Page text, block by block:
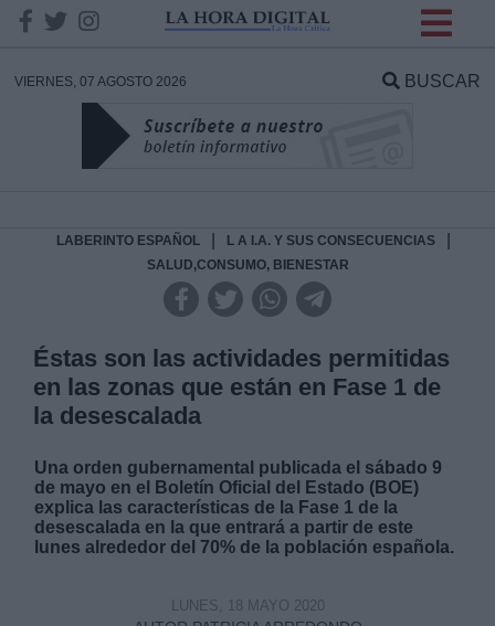
VIERNES, 07 AGOSTO 2026 BUSCAR
LABERINTO ESPAÑOL L A I.A. Y SUS CONSECUENCIAS
SALUD,CONSUMO, BIENESTAR
Éstas son las actividades permitidas
en las zonas que están en Fase 1 de
la desescalada
Una orden gubernamental publicada el sábado 9
de mayo en el Boletín Oficial del Estado (BOE)
explica las características de la Fase 1 de la
desescalada en la que entrará a partir de este
lunes alrededor del 70% de la población española.
LUNES, 18 MAYO 2020
DATOS
Responsable: